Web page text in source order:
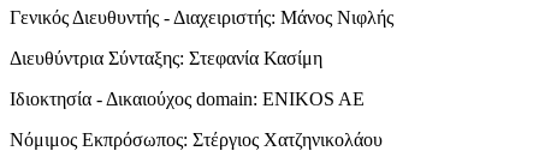
Γενικός Διευθυντής - Διαχειριστής: Μάνος Νιφλής
Διευθύντρια Σύνταξης: Στεφανία Κασίμη
Ιδιοκτησία - Δικαιούχος domain: ENIKOS AE
Νόμιμος Εκπρόσωπος: Στέργιος Χατζηνικολάου